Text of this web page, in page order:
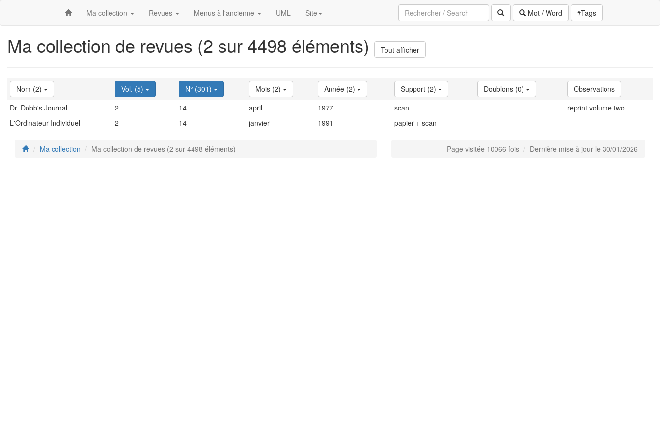
Ma collection Revues Menus à l'ancienne UML Site Mot / Word #Tags
Ma collection de revues (2 sur 4498 éléments) Tout afficher
Nom (2) Vol. (5) N° (301) Mois (2) Année (2) Support (2) Doublons (0)
Observations
Dr. Dobb's Journal
2 14 april 1977 scan
reprint volume two
L'Ordinateur Individuel
2 14 janvier 1991 papier + scan
Ma collection Ma collection de revues (2 sur 4498 éléments) Page visitée 10066 fois Dernière mise à jour le 30/01/2026